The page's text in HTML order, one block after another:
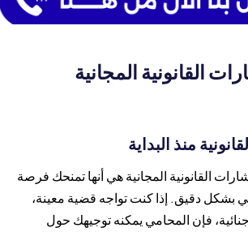
القانونية المجانية
منذ البداية
القانونية المجانية هي أنها تمنحك فرصة
بشكل دقيق. إذا كنت تواجه قضية معينة،
فإن المحامي يمكنه توجيهك حول